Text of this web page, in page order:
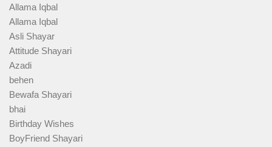
Allama Iqbal
Allama Iqbal
Asli Shayar
Attitude Shayari
Azadi
behen
Bewafa Shayari
bhai
Birthday Wishes
BoyFriend Shayari